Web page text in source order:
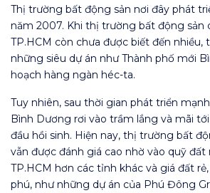
Thị trường bất động sản nơi đây phát
năm 2007. Khi thị trường bất động sản
TP.HCM còn chưa được biết đến nhiều,
những siêu dự án như Thành phố mới
hoạch hàng ngàn héc-ta.
Tuy nhiên, sau thời gian phát triển
Bình Dương rơi vào trầm lắng và mãi
đầu hồi sinh. Hiện nay, thị trường bất
vẫn được đánh giá cao nhờ vào quỹ đất
TP.HCM hơn các tỉnh khác và giá đất
phú, như những dự án của Phú Đông